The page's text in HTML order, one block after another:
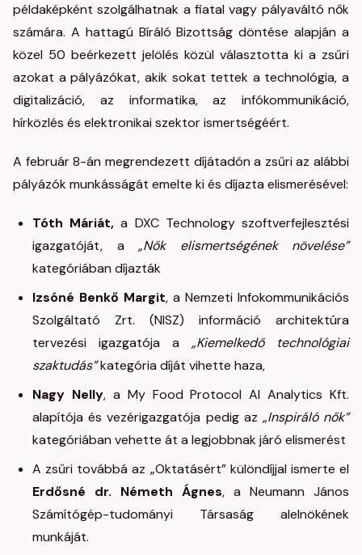
példaképként szolgálhatnak a fiatal vagy pályaváltó nők
számára. A hattagú Bíráló Bizottság döntése alapján a
közel 50 beérkezett jelölés közül választotta ki a zsűri
azokat a pályázókat, akik sokat tettek a technológia, a
digitalizáció, az informatika, az infókommunikáció,
hírközlés és elektronikai szektor ismertségéért.
A február 8-án megrendezett díjátadón a zsűri az alábbi
pályázók munkásságát emelte ki és díjazta elismerésével:
Tóth Máriát,a DXC Technology szoftverfejlesztési
igazgatóját, a „Nők elismertségének növelése”
kategóriában díjazták
Izsóné Benkő Margit, a Nemzeti Infokommunikációs
Szolgáltató Zrt. (NISZ) információ architektúra
tervezési igazgatója a „Kiemelkedő technológiai
szaktudás”kategória díját vihette haza,
Nagy Nelly, a My Food Protocol AI Analytics Kft.
alapítója és vezérigazgatója pedig az „Inspiráló nők”
kategóriában vehette át a legjobbnak járó elismerést
A zsűri továbbá az „Oktatásért” különdíjjal ismerte el
Erdősné dr. Németh Ágnes, a Neumann János
Számítógép-tudományi Társaság alelnökének
munkáját.